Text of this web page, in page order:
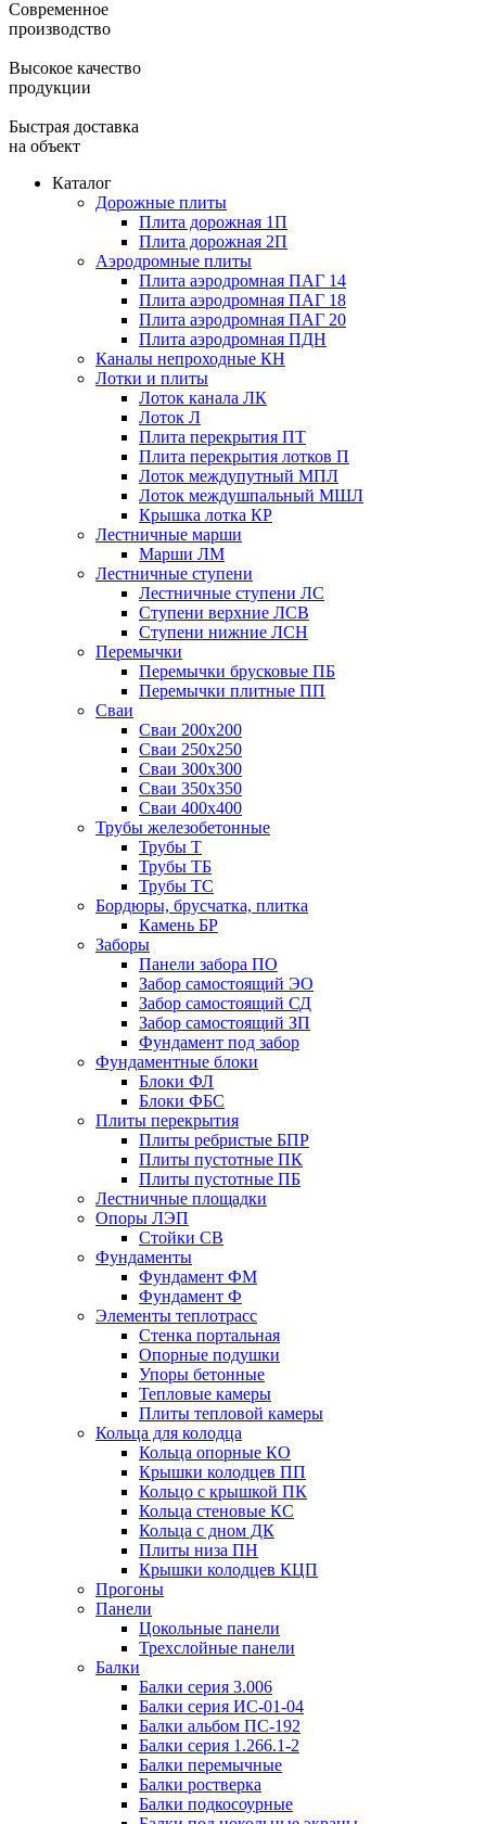
Современное
производство
Высокое качество
продукции
Быстрая доставка
на объект
Каталог
Дорожные плиты
Плита дорожная 1П
Плита дорожная 2П
Аэродромные плиты
Плита аэродромная ПАГ 14
Плита аэродромная ПАГ 18
Плита аэродромная ПАГ 20
Плита аэродромная ПДН
Каналы непроходные КН
Лотки и плиты
Лоток канала ЛК
Лоток Л
Плита перекрытия ПТ
Плита перекрытия лотков П
Лоток междупутный МПЛ
Лоток междушпальный МШЛ
Крышка лотка КР
Лестничные марши
Марши ЛМ
Лестничные ступени
Лестничные ступени ЛС
Ступени верхние ЛСВ
Ступени нижние ЛСН
Перемычки
Перемычки брусковые ПБ
Перемычки плитные ПП
Сваи
Сваи 200х200
Сваи 250х250
Сваи 300х300
Сваи 350х350
Сваи 400х400
Трубы железобетонные
Трубы Т
Трубы ТБ
Трубы ТС
Бордюры, брусчатка, плитка
Камень БР
Заборы
Панели забора ПО
Забор самостоящий ЭО
Забор самостоящий СД
Забор самостоящий ЗП
Фyндамент под забор
Фундаментные блоки
Блоки ФЛ
Блоки ФБС
Плиты перекрытия
Плиты ребристые БПР
Плиты пустотные ПК
Плиты пустотные ПБ
Лестничные площадки
Опоры ЛЭП
Стойки СВ
Фундаменты
Фyндамент ФМ
Фyндамент Ф
Элементы теплотрасс
Стенка портальная
Опорные подушки
Упоры бетонные
Тепловые камеры
Плиты тепловой камеры
Кольца для колодца
Кольца опорные КО
Крышки колодцев ПП
Кольцо с крышкой ПК
Кольца стеновые КС
Кольца с дном ДК
Плиты низа ПН
Крышки колодцев КЦП
Прогоны
Панели
Цокольные панели
Трехслойные панели
Балки
Балки серия 3.006
Балки серия ИС-01-04
Балки альбом ПС-192
Балки серия 1.266.1-2
Балки перемычные
Балки ростверка
Балки подкосоурные